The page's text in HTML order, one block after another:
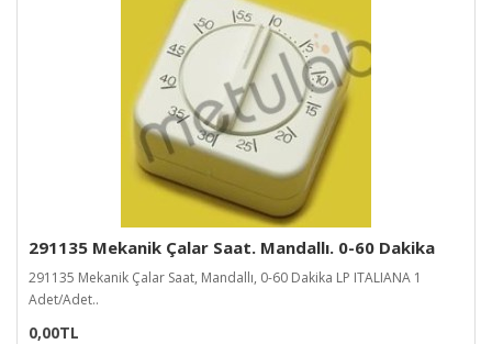
291135 Mekanik Çalar Saat. Mandallı. 0-60 Dakika
291135 Mekanik Çalar Saat, Mandallı, 0-60 Dakika LP ITALIANA 1
Adet/Adet..
0,00TL